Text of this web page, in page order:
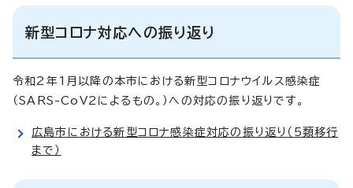
新型コロナ対応への振り返り
令和2年1月以降の本市における新型コロナウイルス感染症
（SARS-CoV2によるもの。）への対応の振り返りです。
広島市における新型コロナ感染症対応の振り返り（5類移行
まで）